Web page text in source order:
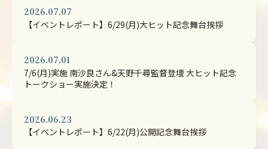
2026.07.07
【イベントレポート】6/29(月)大ヒット記念舞台挨拶
2026.07.01
7/6(月)実施 南沙良さん&天野千尋監督登壇 大ヒット記念
トークショー実施決定！
2026.06.23
【イベントレポート】6/22(月)公開記念舞台挨拶